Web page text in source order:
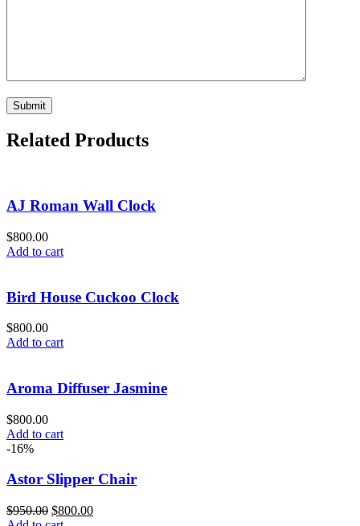
Related Products
AJ Roman Wall Clock
$800.00
Add to cart
Bird House Cuckoo Clock
$800.00
Add to cart
Aroma Diffuser Jasmine
$800.00
Add to cart
-16%
Astor Slipper Chair
$950.00 Original
$800.00Current